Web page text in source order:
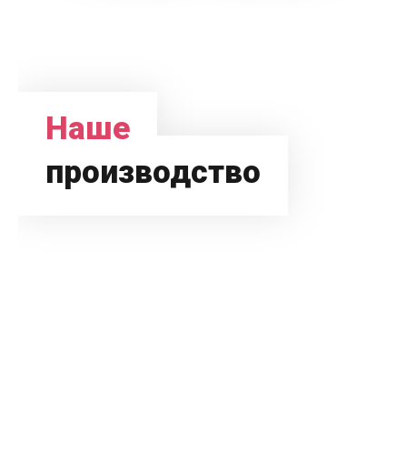
Наше
производство